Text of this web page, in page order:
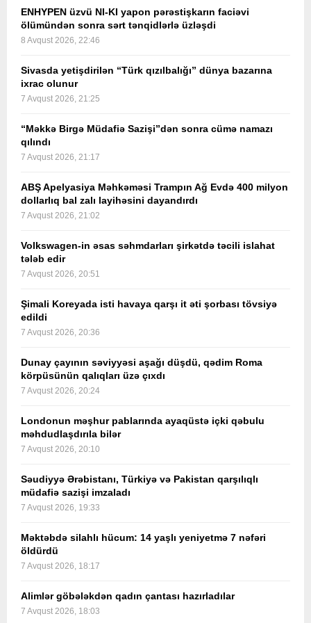
ENHYPEN üzvü NI-KI yapon pərəstişkarın faciəvi
ölümündən sonra sərt tənqidlərlə üzləşdi
8 Avqust 2026, 22:46
Sivasda yetişdirilən “Türk qızılbalığı” dünya bazarına
ixrac olunur
7 Avqust 2026, 21:25
“Məkkə Birgə Müdafiə Sazişi”dən sonra cümə namazı
qılındı
7 Avqust 2026, 21:17
ABŞ Apelyasiya Məhkəməsi Trampın Ağ Evdə 400 milyon
dollarlıq bal zalı layihəsini dayandırdı
7 Avqust 2026, 21:02
Volkswagen-in əsas səhmdarları şirkətdə təcili islahat
tələb edir
7 Avqust 2026, 20:51
Şimali Koreyada isti havaya qarşı it əti şorbası tövsiyə
edildi
7 Avqust 2026, 20:36
Dunay çayının səviyyəsi aşağı düşdü, qədim Roma
körpüsünün qalıqları üzə çıxdı
7 Avqust 2026, 20:24
Londonun məşhur pablarında ayaqüstə içki qəbulu
məhdudlaşdırıla bilər
7 Avqust 2026, 20:10
Səudiyyə Ərəbistanı, Türkiyə və Pakistan qarşılıqlı
müdafiə sazişi imzaladı
7 Avqust 2026, 19:33
Məktəbdə silahlı hücum: 14 yaşlı yeniyetmə 7 nəfəri
öldürdü
7 Avqust 2026, 18:17
Alimlər göbələkdən qadın çantası hazırladılar
7 Avqust 2026, 18:03